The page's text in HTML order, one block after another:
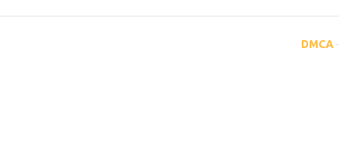
DMCA-